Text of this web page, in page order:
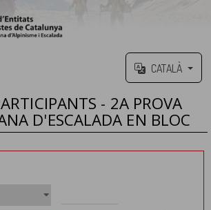
CATALÀ
- 2A PROVA
D'ESCALADA EN BLOC